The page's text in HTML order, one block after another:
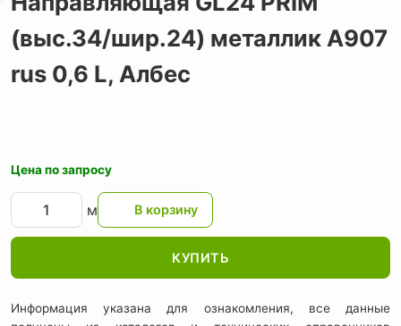
(выс.34/шир.24) металлик А907
rus 0,6 L, Албес
Цена по запросу
м
КУПИТЬ
Информация указана для ознакомления, все данные